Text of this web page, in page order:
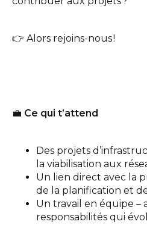
👉 Alors rejoins-nous !
💼 Ce qui t’attend
Des projets
la viabilisation aux
Un lien direct avec la
de la planification et
Un travail en équipe –
responsabilités qui